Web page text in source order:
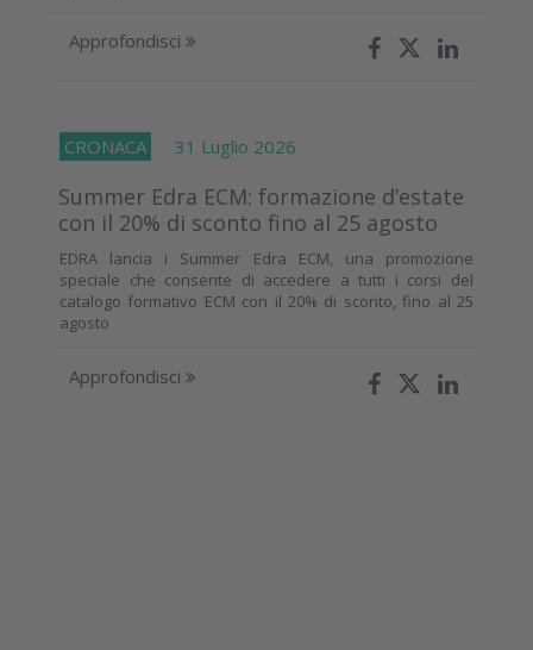
Approfondisci
CRONACA 31 Luglio 2026
Summer Edra ECM: formazione d’estate
con il 20% di sconto fino al 25 agosto
EDRA lancia i Summer Edra ECM, una promozione
speciale che consente di accedere a tutti i corsi del
catalogo formativo ECM con il 20% di sconto, fino al 25
agosto
Approfondisci